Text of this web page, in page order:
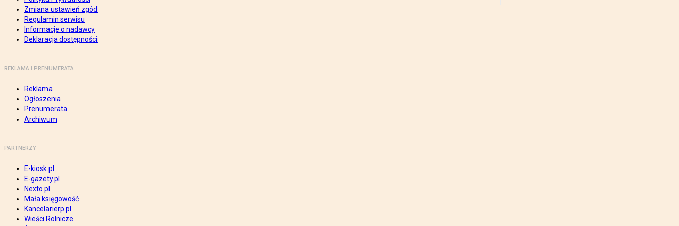
Zmiana ustawień zgód
Regulamin serwisu
Informacje o nadawcy
Deklaracja dostępności
REKLAMA I PRENUMERATA
Reklama
Ogłoszenia
Prenumerata
Archiwum
PARTNERZY
E-kiosk.pl
E-gazety.pl
Nexto.pl
Mała księgowość
Kancelarierp.pl
Wieści Rolnicze